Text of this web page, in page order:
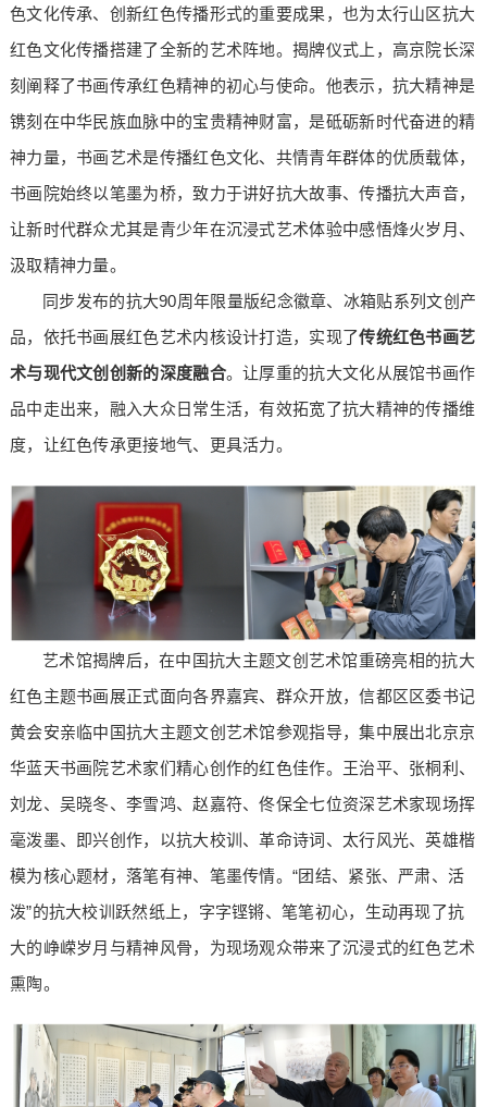
色文化传承、创新红色传播形式的重要成果，也为太行山区抗大
红色文化传播搭建了全新的艺术阵地。揭牌仪式上，高京院长深
刻阐释了书画传承红色精神的初心与使命。他表示，抗大精神是
镌刻在中华民族血脉中的宝贵精神财富，是砥砺新时代奋进的精
神力量，书画艺术是传播红色文化、共情青年群体的优质载体，
书画院始终以笔墨为桥，致力于讲好抗大故事、传播抗大声音，
让新时代群众尤其是青少年在沉浸式艺术体验中感悟烽火岁月、
汲取精神力量。
同步发布的抗大90周年限量版纪念徽章、冰箱贴系列文创产
品，依托书画展红色艺术内核设计打造，实现了传统红色书画艺
术与现代文创创新的深度融合。让厚重的抗大文化从展馆书画作
品中走出来，融入大众日常生活，有效拓宽了抗大精神的传播维
度，让红色传承更接地气、更具活力。
艺术馆揭牌后，在中国抗大主题文创艺术馆重磅亮相的抗大
红色主题书画展正式面向各界嘉宾、群众开放，信都区区委书记
黄会安亲临中国抗大主题文创艺术馆参观指导，集中展出北京京
华蓝天书画院艺术家们精心创作的红色佳作。王治平、张桐利、
刘龙、吴晓冬、李雪鸿、赵嘉符、佟保全七位资深艺术家现场挥
毫泼墨、即兴创作，以抗大校训、革命诗词、太行风光、英雄楷
模为核心题材，落笔有神、笔墨传情。“团结、紧张、严肃、活
泼”的抗大校训跃然纸上，字字铿锵、笔笔初心，生动再现了抗
大的峥嵘岁月与精神风骨，为现场观众带来了沉浸式的红色艺术
熏陶。